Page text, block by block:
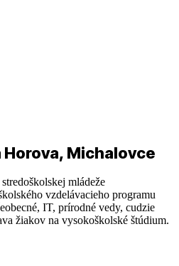
Horova, Michalovce
mládeže
vzdelávacieho programu
IT, prírodné vedy, cudzie
žiakov na vysokoškolské štúdium.